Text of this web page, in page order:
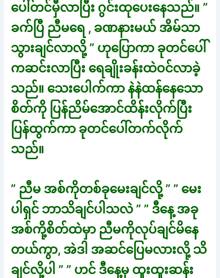
ပေါ်တင်မှီလာပြီး ဂွင်းထုပေးနေသည်။ ”
ခက်ပြီ ညီမရေ , ခဏနားမယ် အိမ်သာ
သွားချင်လာလို့ ” ဟုပြောကာ ခုတင်ပေါ်
ကဆင်းလာပြီး ရေချိုးခန်းထဲဝင်လာခဲ့
သည်။ သေးပေါက်ကာ နဲနဲထန်နေသော
စိတ်ကို ပြန်ညိမ်အောင်ထိန်းလိုက်ပြီး
ပြန်ထွက်ကာ ခုတင်ပေါ်တက်လိုက်
သည်။
” ညီမ အစ်ကိုတစ်ခုမေးချင်လို့ ” ” မေး
ပါရှင် ဘာသိချင်ပါသလဲ ” ” ဒီနေ့ အခု
အစ်ကို့စိတ်ထဲမှာ ညီမကိုလုပ်ချင်မိနေ
တယ်ကွာ, အဲဒါ အဆင်ပြေမလားလို့ သိ
ချင်လို့ပါ ” ” ဟင် ဒီနေ့မှ ထူးထူးဆန်း